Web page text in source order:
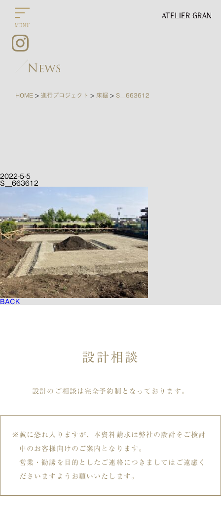
HOME >進行プロジェクト > 床掘 > S__663612
2022-5-5
S__663612
BACK
設計相談
設計のご相談は完全予約制となっております。
誠に恐れ入りますが、本資料請求は弊社の設計をご検討
中のお客様向けのご案内となります。
営業・勧誘を目的としたご連絡につきましてはご遠慮く
ださいますようお願いいたします。